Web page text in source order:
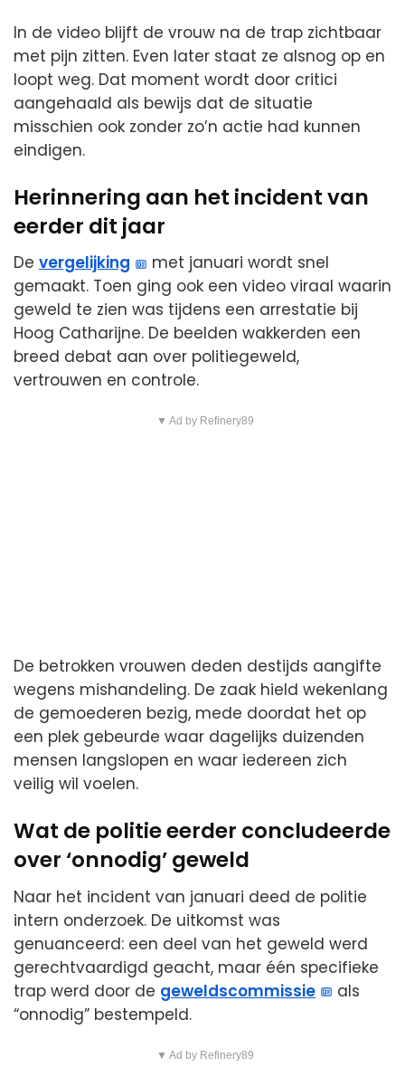
In de video blijft de vrouw na de trap zichtbaar
met pijn zitten. Even later staat ze alsnog op en
loopt weg. Dat moment wordt door critici
aangehaald als bewijs dat de situatie
misschien ook zonder zo’n actie had kunnen
eindigen.
Herinnering aan het incident van
eerder dit jaar
De vergelijking
met januari wordt snel
gemaakt. Toen ging ook een video viraal waarin
geweld te zien was tijdens een arrestatie bij
Hoog Catharijne. De beelden wakkerden een
breed debat aan over politiegeweld,
vertrouwen en controle.
▼ Ad by Refinery89
De betrokken vrouwen deden destijds aangifte
wegens mishandeling. De zaak hield wekenlang
de gemoederen bezig, mede doordat het op
een plek gebeurde waar dagelijks duizenden
mensen langslopen en waar iedereen zich
veilig wil voelen.
Wat de politie eerder concludeerde
over ‘onnodig’ geweld
Naar het incident van januari deed de politie
intern onderzoek. De uitkomst was
genuanceerd: een deel van het geweld werd
gerechtvaardigd geacht, maar één specifieke
trap werd door de geweldscommissie
als
“onnodig” bestempeld.
▼ Ad by Refinery89